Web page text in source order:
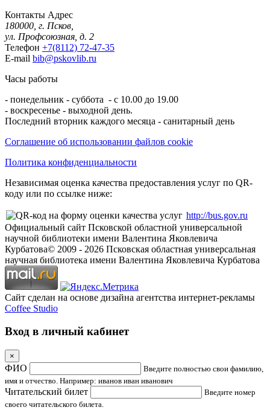
Контакты Адрес
180000, г. Псков,
ул. Профсоюзная, д. 2
Телефон +7(8112) 72-47-35
E-mail bib@pskovlib.ru
Часы работы
- понедельник - суббота - с 10.00 до 19.00
- воскресенье - выходной день.
Последний вторник каждого месяца - санитарный день
Соглашение об использовании файлов cookie
Политика конфиденциальности
Независимая оценка качества предоставления услуг по QR-
коду или по ссылке ниже:
http://bus.gov.ru
Официальный сайт Псковской областной универсальной
научной библиотеки имени Валентина Яковлевича
Курбатова© 2009 - 2026 Псковская областная универсальная
научная библиотека имени Валентина Яковлевича Курбатова
Сайт сделан на основе дизайна агентства интернет-рекламы
Coffee Studio
Вход в личный кабинет
×
ФИО
Введите полностью свои фамилию,
имя и отчество. Например: иванов иван иванович
Читательский билет
Введите номер
своего читательского билета.